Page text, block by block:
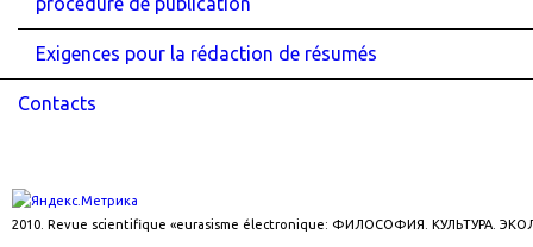
Exigences pour la rédaction de résumés
Contacts
2010. Revue scientifique «eurasisme électronique: ФИЛОСОФИЯ. КУЛЬТУРА.